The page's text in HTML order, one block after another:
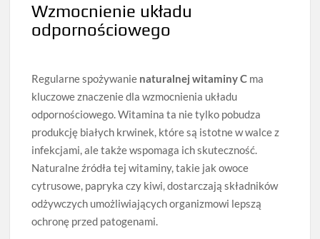
Wzmocnienie układu
odpornościowego
Regularne spożywanie naturalnej witaminy C ma
kluczowe znaczenie dla wzmocnienia układu
odpornościowego. Witamina ta nie tylko pobudza
produkcję białych krwinek, które są istotne w walce z
infekcjami, ale także wspomaga ich skuteczność.
Naturalne źródła tej witaminy, takie jak owoce
cytrusowe, papryka czy kiwi, dostarczają składników
odżywczych umożliwiających organizmowi lepszą
ochronę przed patogenami.